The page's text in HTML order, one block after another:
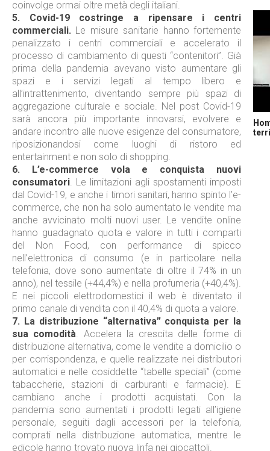
coinvolge ormai oltre metà degli italiani.
5.
Covid-19 costringe a ripensare i centri
commerciali. Le misure sanitarie hanno fortemente
penalizzato i centri commerciali e accelerato il
processo di cambiamento di questi “contenitori”. Già
prima della pandemia avevano visto aumentare gli
spazi e i servizi legati al tempo libero e
all’intrattenimento, diventando sempre più spazi di
aggregazione culturale e sociale. Nel post Covid-19
sarà ancora più importante innovarsi, evolvere e
andare incontro alle nuove esigenze del consumatore,
riposizionandosi come luoghi di ristoro ed
entertainment e non solo di shopping.
6.
L’e-commerce vola e conquista nuovi
consumatori . Le limitazioni agli spostamenti imposti
dal Covid-19, e anche i timori sanitari, hanno spinto l’e-
commerce, che non ha solo aumentato le vendite ma
anche avvicinato molti nuovi user. Le vendite online
hanno guadagnato quota e valore in tutti i comparti
del Non Food, con performance di spicco
nell’elettronica di consumo (e in particolare nella
telefonia, dove sono aumentate di oltre il 74% in un
anno), nel tessile (+44,4%) e nella profumeria (+40,4%).
E nei piccoli elettrodomestici il web è diventato il
primo canale di vendita con il 40,4% di quota a valore.
7. La distribuzione “alternativa” conquista per la
sua comodità . Accelera la crescita delle forme di
distribuzione alternativa, come le vendite a domicilio o
per corrispondenza, e quelle realizzate nei distributori
automatici e nelle cosiddette “tabelle speciali” (come
tabaccherie, stazioni di carburanti e farmacie). E
cambiano anche i prodotti acquistati. Con la
pandemia sono aumentati i prodotti legati all’igiene
personale, seguiti dagli accessori per la telefonia,
comprati nella distribuzione automatica, mentre le
edicole hanno trovato nuova linfa nei giocattoli.